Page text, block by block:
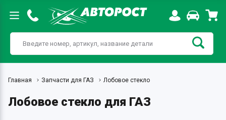
Главная Запчасти для ГАЗ Лобовое стекло
Лобовое стекло для ГАЗ